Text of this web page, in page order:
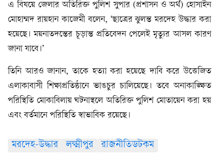
এ বিষয়ে জেলার অতিরিক্ত পুলিশ সুপার (প্রশাসন ও অর্থ) হোসাইন
মোহাম্মদ রায়হান কাজেমী বলেন, ‘ছাত্রের ঝুলন্ত মরদেহ উদ্ধার করা
হয়েছে। ময়নাতদন্তের চূড়ান্ত প্রতিবেদন পেলেই মৃত্যুর আসল কারণ
জানা যাবে।’
তিনি আরও জানান, তাকে হত্যা করা হয়েছে দাবি করে উত্তেজিত
এলাকাবাসী শিক্ষাপ্রতিষ্ঠানে ভাঙচুর চালিয়েছে। তবে অনাকাঙ্ক্ষিত
পরিস্থিতি মোকাবিলায় ঘটনাস্থলে অতিরিক্ত পুলিশ মোতায়েন করা হয়
এবং বর্তমানে পরিস্থিতি স্বাভাবিক রয়েছে।
মরদেহ-উদ্ধার লক্ষ্মীপুর রাজনীতিডটকম